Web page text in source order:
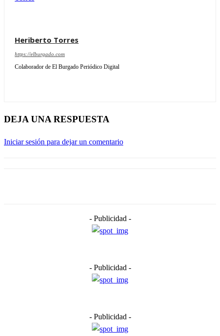
Heriberto Torres
https://elburgado.com
Colaborador de El Burgado Periódico Digital
DEJA UNA RESPUESTA
Iniciar sesión para dejar un comentario
- Publicidad -
- Publicidad -
- Publicidad -